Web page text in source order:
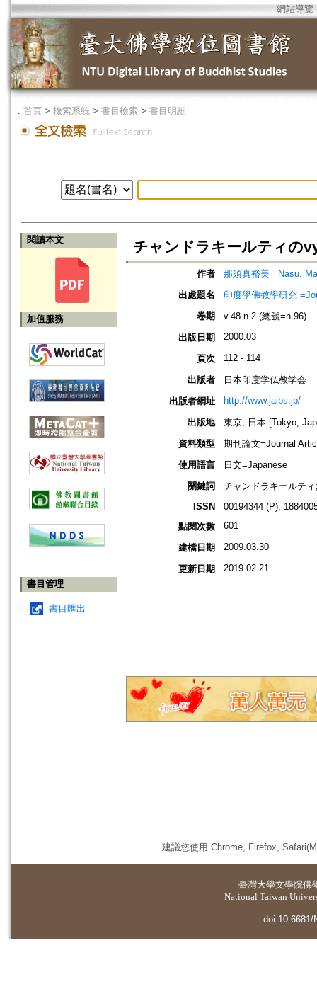
網站導覽
． 首頁 > 檢索系統 > 書目檢索 > 書目明細
閱讀本文
加值服務
書目管理
書目匯出
チャンドラキールティの
作者
那須真裕美 =Nasu,
出處題名
印度學佛教學研究
卷期
v.48 n.2 (總號=n.96)
出版日期
2000.03
頁次 112 - 114
出版者
日本印度学仏教学会
出版者網址
http://www.jaibs.jp/
出版地
東京, 日本 [Tokyo,
資料類型
期刊論文=Journal
使用語言
日文=Japanese
關鍵詞
チャンドラキールテ
ISSN
00194344 (P);
點閱次數
601
建檔日期 2009.03.30
更新日期 2019.02.21
建議您使用 Chrome, Firefox,
臺灣大學文學院佛
National Taiwan
doi:10.6681/